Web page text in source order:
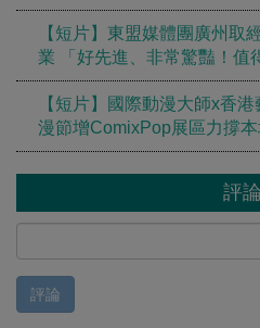
【短片】東盟媒體團廣州取
業 「好先進、非常驚豔！值
【短片】國際動漫大師x香
漫節增ComixPop展區力撐
評論
評論